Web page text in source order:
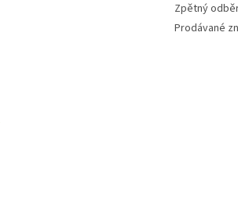
Zpětný
Prodávané